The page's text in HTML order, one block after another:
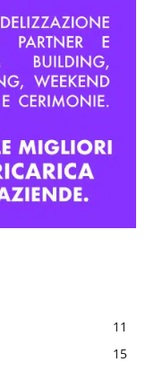
11
15